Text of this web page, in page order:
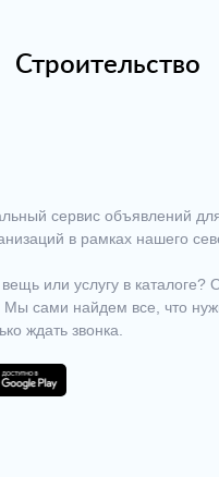
Строительство
сервис объявлений
в рамках нашего
или услугу в каталоге?
Мы сами найдем все, что
ждать звонка.